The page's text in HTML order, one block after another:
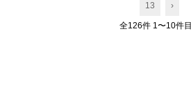
13 ›
全126件 1〜10件目